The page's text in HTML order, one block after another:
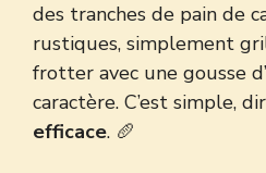
des tranches de pain de
rustiques, simplement
frotter avec une gousse
caractère. C’est simple,
efficace. 🥖